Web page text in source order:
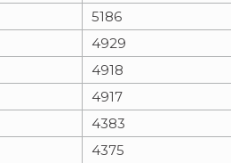
5186
4929
4918
4917
4383
4375